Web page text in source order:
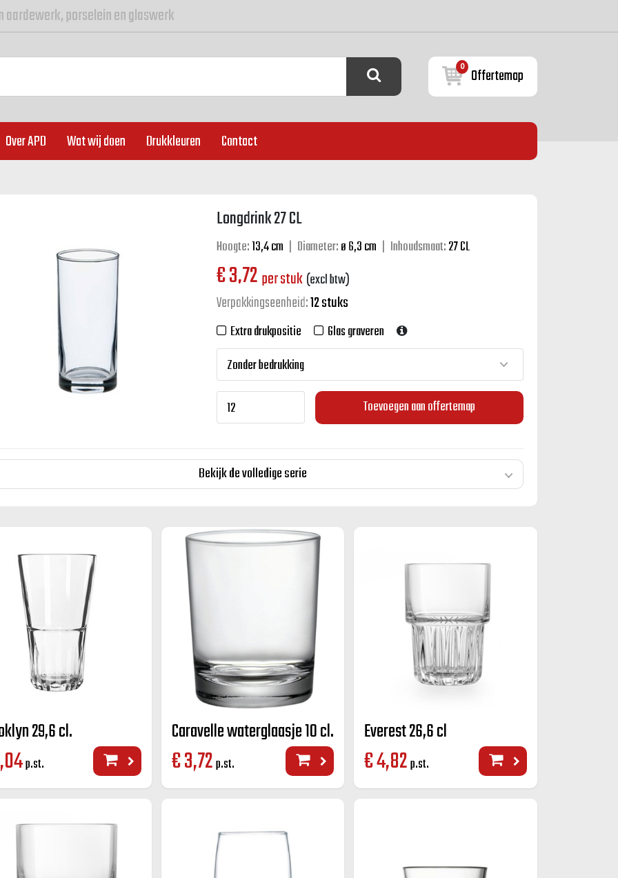
aardewerk, porselein en glaswerk
0 Offertemap
Over APD Wat wij doen Drukkleuren Contact
Longdrink 27 CL
Hoogte:13,4 cm | Diameter:ø 6,3 cm | Inhoudsmaat:27 CL
€3,72 per stuk (excl btw)
Verpakkingseenheid:12 stuks
Extra drukpositie Glas graveren
Toevoegen aan offertemap
Bekijk de volledige serie
29,6 cl.
p.st.
Caravelle waterglaasje 10 cl.
€3,72p.st.
Everest 26,6 cl
€4,82p.st.